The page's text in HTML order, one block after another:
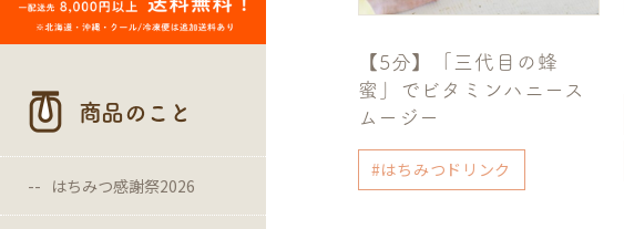
商品のこと
はちみつ感謝祭2026
【5分】「三代目の蜂
蜜」でビタミンハニース
ムージー
#はちみつドリンク